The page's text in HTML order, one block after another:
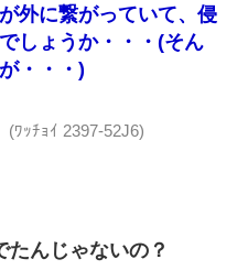
外に繋がっていて、侵
しょうか・・・(そん
・・・)
ﾜｯﾁｮｲ 2397-52J6)
たんじゃないの？